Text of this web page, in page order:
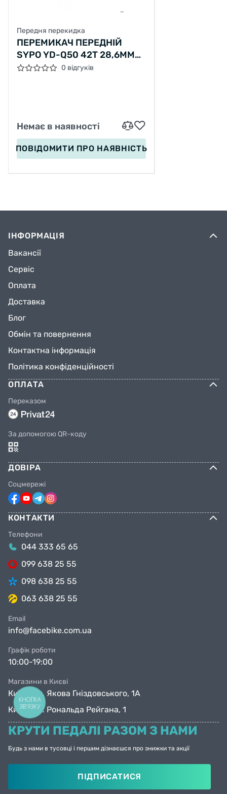
Передня перекидка
ПЕРЕМИКАЧ ПЕРЕДНІЙ
SYPO YD-Q50 42T 28,6ММ
ЧОРНИЙ
0 відгуків
Немає в наявності
ПОВІДОМИТИ ПРО НАЯВНІСТЬ
ІНФОРМАЦІЯ
Вакансії
Сервіс
Оплата
Доставка
Блог
Обмін та повернення
Контактна інформація
Політика конфіденційності
ОПЛАТА
Переказом
За допомогою QR-коду
ДОВІРА
Соцмережі
КОНТАКТИ
Телефони
044 333 65 65
099 638 25 55
098 638 25 55
063 638 25 55
Email
info@facebike.com.ua
Графік роботи
10:00-19:00
Магазини в Києві
Київ, вул. Якова Гніздовського, 1А
Київ, вул. Рональда Рейгана, 1
КРУТИ ПЕДАЛІ РАЗОМ З НАМИ
Будь з нами в тусовці і першим дізнаєшся про знижки та акції
ПІДПИСАТИСЯ
КНОПКА
ЗВ'ЯЗКУ